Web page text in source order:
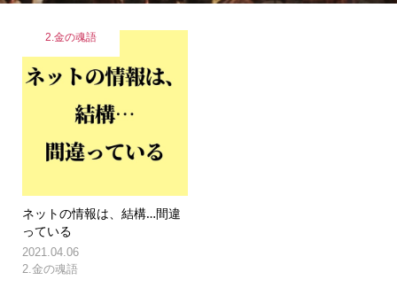
2.金の魂語
ネットの情報は、結構…間違
っている
2021.04.06
2.金の魂語